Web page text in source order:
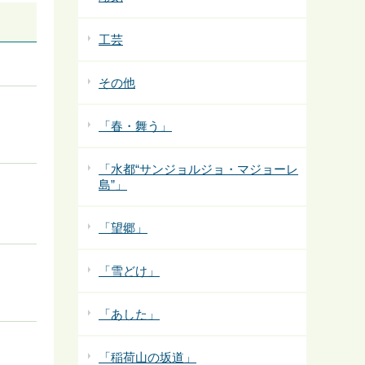
工芸
その他
「春・舞う」
「水都“サンジョルジョ・マジョーレ
島”」
「望郷」
「雪どけ」
「あした」
「稲荷山の坂道」